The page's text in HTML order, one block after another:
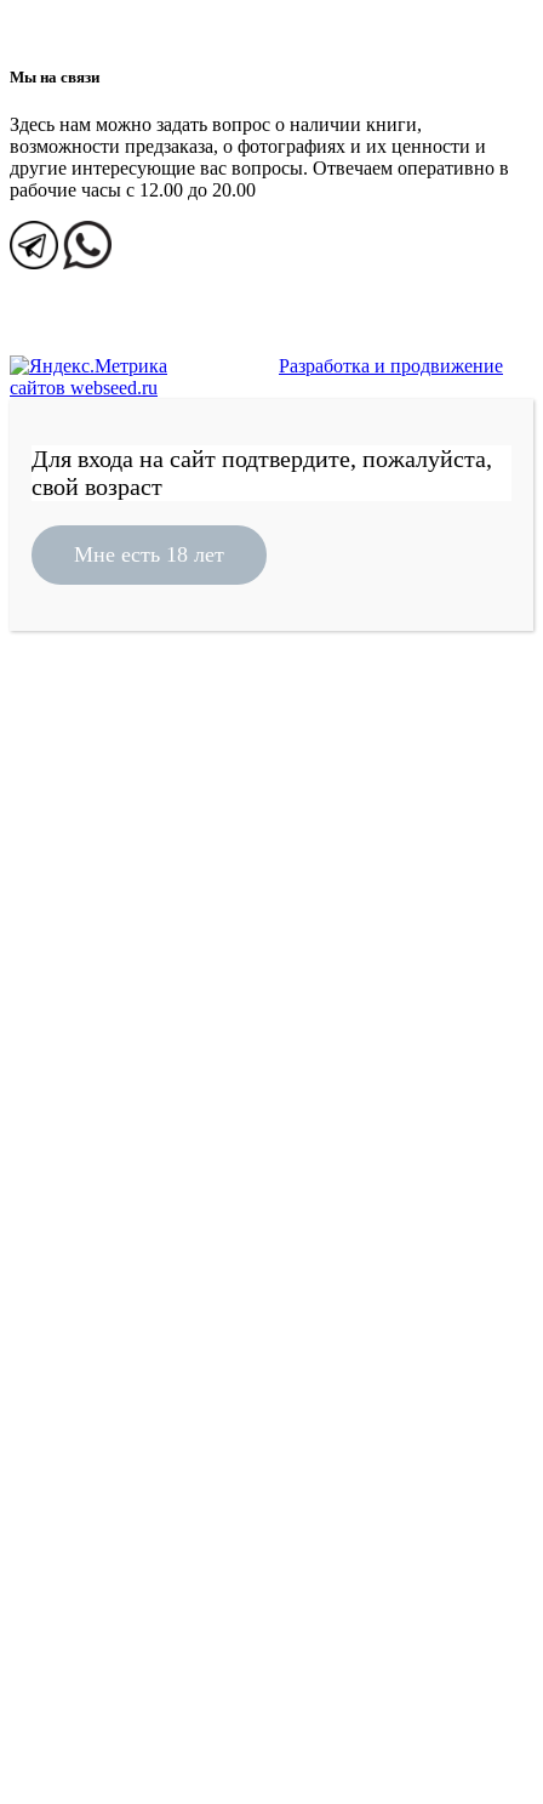
Мы на связи
Здесь нам можно задать вопрос о наличии книги,
возможности предзаказа, о фотографиях и их ценности и
другие интересующие вас вопросы. Отвечаем оперативно в
рабочие часы с 12.00 до 20.00
Разработка и продвижение
сайтов webseed.ru
Для входа на сайт подтвердите, пожалуйста,
свой возраст
Мне есть 18 лет